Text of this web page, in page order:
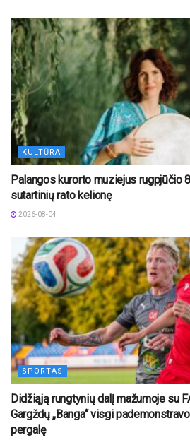
KULTŪRA
Palangos kurorto muziejus rugpjūčio
sutartinių rato kelionę
2026-08-04
SPORTAS
Didžiąją rungtynių dalį mažumoje su
Gargždų „Banga“ visgi
pergalę